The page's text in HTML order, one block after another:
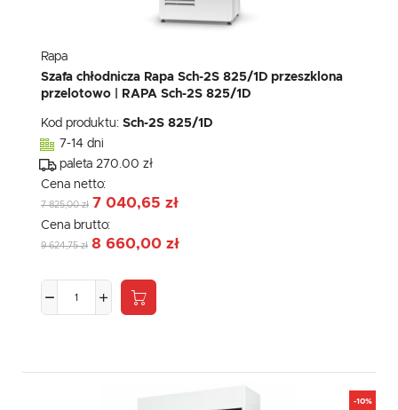
Rapa
Szafa chłodnicza Rapa Sch-2S 825/1D przeszklona
przelotowo | RAPA Sch-2S 825/1D
Kod produktu: Sch-2S 825/1D
7-14 dni
paleta 270.00 zł
Cena netto:
7 825,00 zł 7 040,65 zł
Cena brutto:
9 624,75 zł 8 660,00 zł
-10%